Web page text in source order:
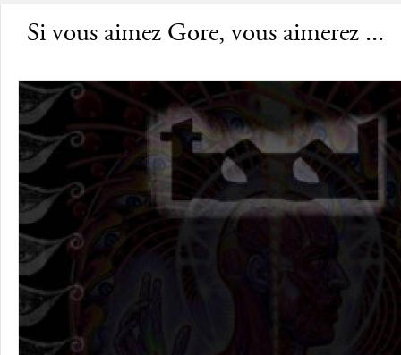
Si vous aimez Gore, vous aimerez ...